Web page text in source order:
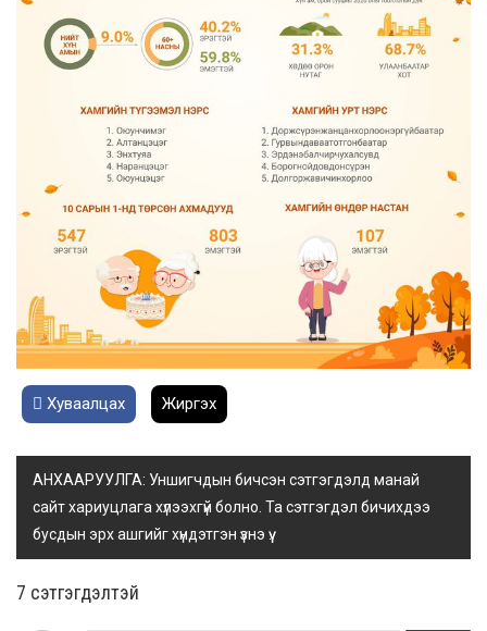
Хуваалцах Жиргэх
АНХААРУУЛГА: Уншигчдын бичсэн сэтгэгдэлд манай
сайт хариуцлага хүлээхгүй болно. Та сэтгэгдэл бичихдээ
бусдын эрх ашгийг хүндэтгэн үзнэ үү.
7 cэтгэгдэлтэй